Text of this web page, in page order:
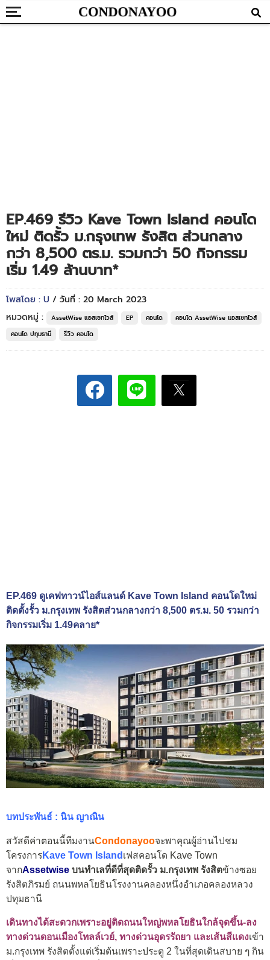
EP.469 รีวิว Kave Town Island คอนโด
ใหม่ ติดรั้ว ม.กรุงเทพ รังสิต ส่วนกลาง
กว่า 8,500 ตร.ม. รวมกว่า 50 กิจกรรม
เริ่ม 1.49 ล้านบาท*
โพสโดย : U / วันที่ : 20 March 2023
หมวดหมู่ :
AssetWise แอสเซทไวส์ EP คอนโด
คอนโด AssetWise แอสเซทไวส์
คอนโด ปทุมธานี
รีวิว คอนโด
EP.469 ดูเคฟทาวน์ไอส์แลนด์ Kave Town Island คอนโดใหม่
ติดตั้งรั้ว ม.กรุงเทพ รังสิตส่วนกลางกว่า 8,500 ตร.ม. 50 รวมกว่า
กิจกรรมเริ่ม 1.49คลาย*
บทประพันธ์ : นิน ญาณิน
สวัสดีค่าตอนนี้ทีมงานCondonayooจะพาคุณผู้อ่านไปชม
โครงการKave Town Island เฟสคอนโด Kave Town
จากAssetwise บนทำเลที่ดีที่สุดติดรั้ว ม.กรุงเทพ รังสิตข้างซอย
รังสิตภิรมย์ ถนนพหลโยธินโรงงานคลองหนึ่งอำเภอคลองหลวง
ปทุมธานี
เดินทางได้สะดวกเพราะอยู่ติดถนนใหญ่พหลโยธินใกล้จุดขึ้น-ลง
ทางด่วนดอนเมืองโทลล์เวย์, ทางด่วนอุดรรัถยา และเส้นสีแดงเข้า
ม.กรุงเทพ รังสิตตั้งแต่เริ่มต้นเพราะประตู 2 ในที่สุดเดินสบาย ๆ กิน